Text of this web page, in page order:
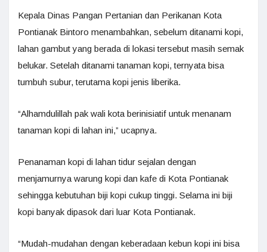
Kepala Dinas Pangan Pertanian dan Perikanan Kota
Pontianak Bintoro menambahkan, sebelum ditanami kopi,
lahan gambut yang berada di lokasi tersebut masih semak
belukar. Setelah ditanami tanaman kopi, ternyata bisa
tumbuh subur, terutama kopi jenis liberika.
“Alhamdulillah pak wali kota berinisiatif untuk menanam
tanaman kopi di lahan ini,” ucapnya.
Penanaman kopi di lahan tidur sejalan dengan
menjamurnya warung kopi dan kafe di Kota Pontianak
sehingga kebutuhan biji kopi cukup tinggi. Selama ini biji
kopi banyak dipasok dari luar Kota Pontianak.
“Mudah-mudahan dengan keberadaan kebun kopi ini bisa